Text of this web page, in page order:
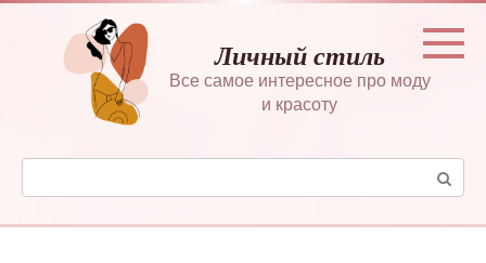
Перейти
контенту
Личный стиль
Все самое интересное про моду
и красоту
Поиск: